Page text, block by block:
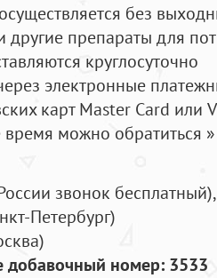
без
другие препараты для
круглосуточно
электронные
карт Master Card или
можно обратиться
звонок бесплатный),
Петербург)
добавочный номер: 3533